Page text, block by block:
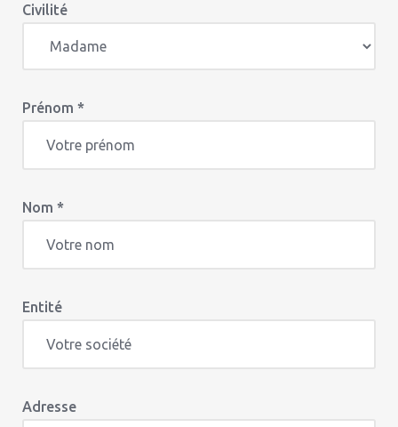
Civilité
Prénom *
Nom *
Entité
Adresse